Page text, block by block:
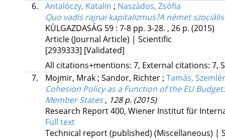
6.
Antalóczy, Katalin ; Naszádos, Zsófia
Quo vadis rajnai kapitalizmus?A német
KÜLGAZDASÁG 59: 7-8 pp. 3-28. , 26 p. (2015)
Article (Journal Article) | Scientific
[2939333] [Validated]
All citations+mentions: 7, External citations: 7,
7.
Mojmir, Mrak; Sandor, Richter; Tamás, Szemlér
Cohesion Policy as a Function of the EU
Member States, 128 p. (2015)
Research Report 400, Wiener Institut für
Full text
Technical report (published) (Miscellaneous) |